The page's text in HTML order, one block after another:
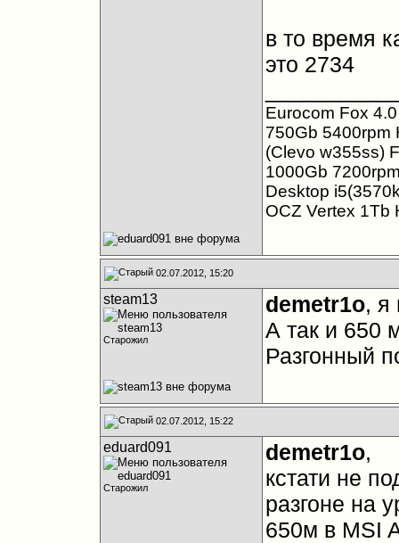
в то время
это 2734
Eurocom Fox
750Gb 5400rpm
(Clevo w355ss)
1000Gb
Desktop
OCZ Vertex 1Tb
02.07.2012, 15:20
steam13
Старожил
demetr1o, я
А так и 650
Разгонный
02.07.2012, 15:22
eduard091
Старожил
demetr1o,
кстати не
разгоне на
650м в MSI